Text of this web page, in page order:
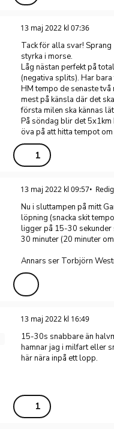
13 maj 2022 kl 07:36
Tack för alla svar!
styrka i morse.
Låg nästan perfekt på
(negativa splits). Har
HM tempo de senaste
mest på känsla där det
första milen ska kännas
På söndag blir det 5x1km
öva på att hitta tempot
1
13 maj 2022 kl 09:57
Nu i sluttampen på mitt
löpning (snacka skit
ligger på 15-30 sekunder
30 minuter (20 minuter
Annars ser Torbjörn
13 maj 2022 kl 16:49
15-30s snabbare än
hamnar jag i milfart eller
här nära inpå ett lopp.
1